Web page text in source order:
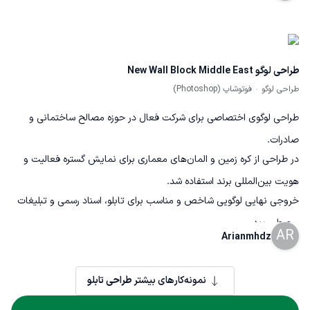
بر افزایش جذابیت برند، ایجاد هویت متمایز و ارائه محتوایی حرفه‌ای برای
حضور مؤثر در فضای دیجیتال و شبکه‌های اجتماعی بوده است
طراحی لوگو New Wall Block Middle East
طراحی لوگو فوتوشاپ (Photoshop)
طراحی لوگوی اختصاصی برای شرکت فعال در حوزه مصالح ساختمانی و
صادرات.
در طراحی از کره زمین و المان‌های معماری برای نمایش گستره فعالیت و
هویت بین‌المللی برند استفاده شد.
خروجی نهایی لوگویی شاخص و مناسب برای تابلو، اسناد رسمی و تبلیغات
محیطی بود.
AR
Arianmhdz
نمونه‌کارهای بیشتر طراحی تابلو